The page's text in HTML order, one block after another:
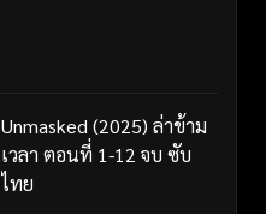
Unmasked (2025) ล่าข้าม
เวลา ตอนที่ 1-12 จบ ซับ
ไทย